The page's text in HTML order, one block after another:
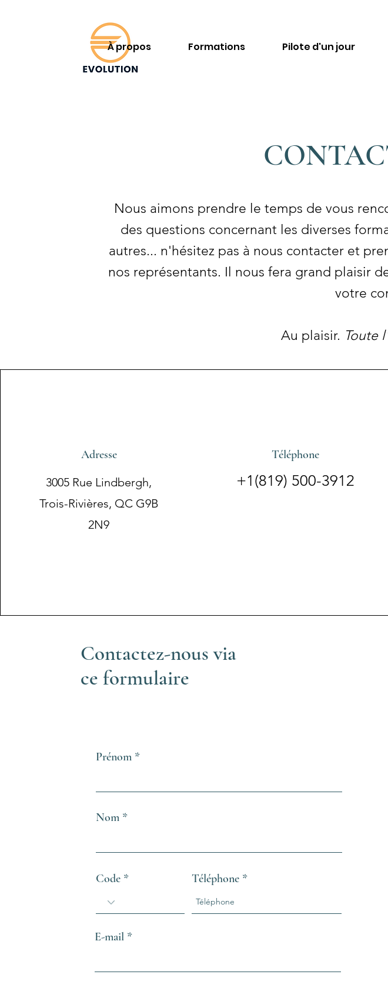
À propos Formations Pilote d'un jour
Nous aimons prendre le temps de vous
des questions concernant les diverses
autres... n'hésitez pas à nous contacter et
nos représentants. Il nous fera grand plaisir
votre
Au plaisir. Toute
Adresse
3005 Rue Lindbergh,
Trois-Rivières, QC G9B
2N9
Téléphone
+1(819) 500-3912
Contactez-nous via
ce formulaire
Prénom
Nom
Code Téléphone
E-mail